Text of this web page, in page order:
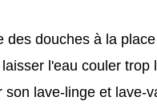
des douches à la
l'eau couler trop
son lave-linge et lave-